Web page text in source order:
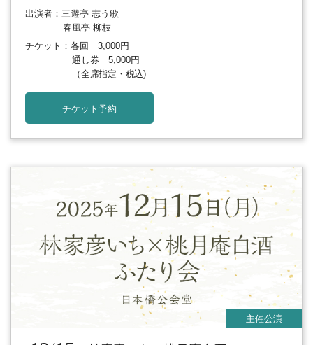
出演者：三遊亭 志う歌
春風亭 柳枝
チケット：各回 3,000円
通し券 5,000円
（全席指定・税込)
チケット予約